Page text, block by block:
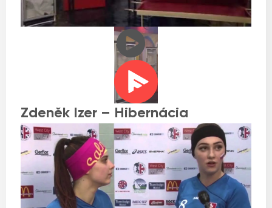
Zdeněk Izer – Hibernácia